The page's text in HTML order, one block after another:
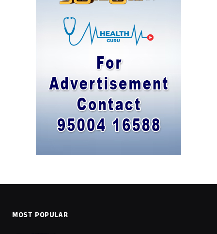
MOST POPULAR